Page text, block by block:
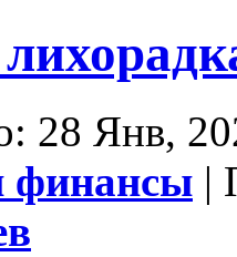
28 Янв,
финансы |